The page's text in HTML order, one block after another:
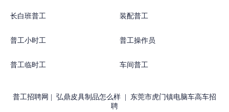
长白班普工 装配普工
普工小时工 普工操作员
普工临时工 车间普工
普工招聘网 弘鼎皮具制品怎么样
东莞市虎门镇电脑车高车招
聘